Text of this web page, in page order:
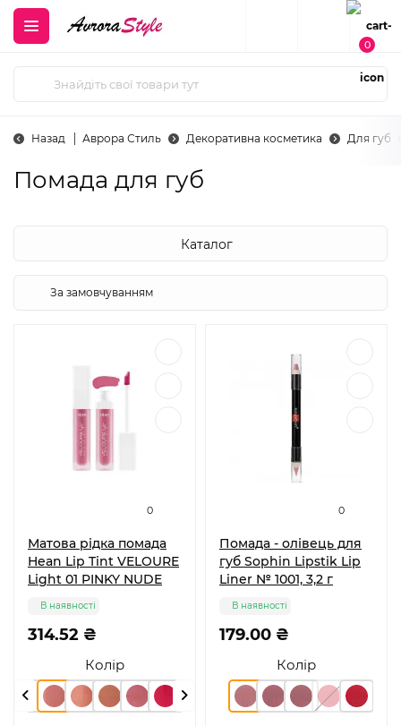
0
Назад Аврора Стиль Декоративна косметика Для губ
Помада для губ
Каталог
0
Матова рідка помада
Hean Lip Tint VELOURE
Light 01 PINKY NUDE
Колір
314.52 ₴
В наявності
0
Помада - олівець для
губ Sophin Lipstik Lip
Liner № 1001, 3,2 г
Колір
179.00 ₴
В наявності